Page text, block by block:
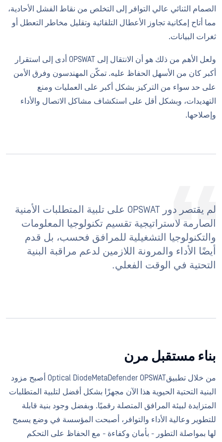
الصمام الثنائي عالي التوافر إلى التخلص من نقاط الفشل الأحادية،
مما أتاح إمكانية تجاوز الأعطال التلقائية وتقليل مخاطر التعطل أو
ثغرات البيانات.
ولعل الأهم من ذلك هو أن الانتقال إلى OPSWAT أدى إلى استقرار
أكبر كان من الأسهل الحفاظ عليه. تمكّن المهندسون وفرق الأمن
على حد سواء من التركيز بشكل أكبر على العمليات ومنع
التهديدات، وبشكل أقل على استكشاف مشاكل الاتصال والأداء
وإصلاحها.
لم يقتصر دور OPSWAT على تلبية المتطلبات الأمنية
الصارمة لاستراتيجية تقسيم تكنولوجيا المعلومات
والتكنولوجيا التشغيلية للمرافق فحسب، بل قدم
أيضًا الأداء والمرونة اللازمين لدعم مراقبة البنية
التحتية في الوقت الفعلي.
بناء مستقبل مرن
من خلال تطبيقOptical DiodeMetaDefender OPSWAT أصبح مزود
البنية التحتية الحيوية هذا الآن مجهزًا بشكل أفضل لتلبية المتطلبات
المتزايدة لبيئة المرافق المتصلة رقميًا. وبفضل وجود بنية قابلة
للتطوير وعالية الأداء والتوافر، أصبحت المؤسسة في وضع يسمح
لها بمواصلة التطور - بأمان وكفاءة - مع الحفاظ على التحكم